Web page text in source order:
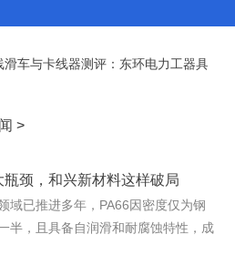
车与卡线器测评：东环电力工器具解析
>
颈，和兴新材料这样破局
域已推进多年，PA66因密度仅为钢
半，且具备自润滑和耐腐蚀特性，成